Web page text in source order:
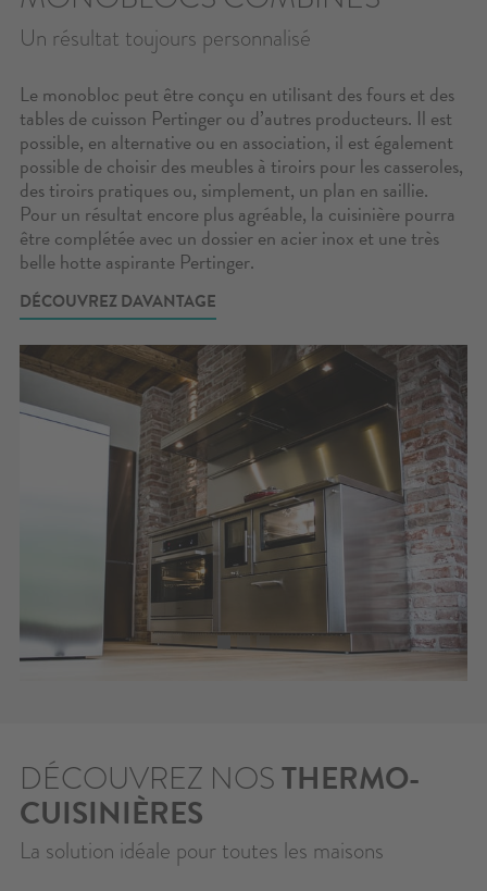
Un résultat toujours personnalisé
Le monobloc peut être conçu en utilisant des fours et des
tables de cuisson Pertinger ou d’autres producteurs. Il est
possible, en alternative ou en association, il est également
possible de choisir des meubles à tiroirs pour les casseroles,
des tiroirs pratiques ou, simplement, un plan en saillie.
Pour un résultat encore plus agréable, la cuisinière pourra
être complétée avec un dossier en acier inox et une très
belle hotte aspirante Pertinger.
DÉCOUVREZ DAVANTAGE
DÉCOUVREZ NOSTHERMO-
CUISINIÈRES
La solution idéale pour toutes les maisons